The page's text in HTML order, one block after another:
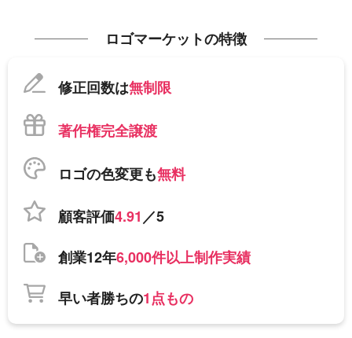
ロゴマーケットの特徴
修正回数は無制限
著作権完全譲渡
ロゴの色変更も無料
顧客評価4.91／5
創業12年6,000件以上制作実績
早い者勝ちの1点もの